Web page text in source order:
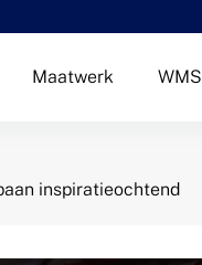
Maatwerk WMS
inspiratieochtend